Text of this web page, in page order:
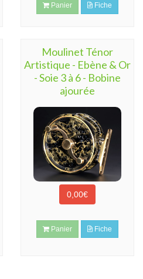
Panier Fiche
Moulinet Ténor
Artistique - Ebène & Or
- Soie 3 à 6 - Bobine
ajourée
0,00€
Panier Fiche